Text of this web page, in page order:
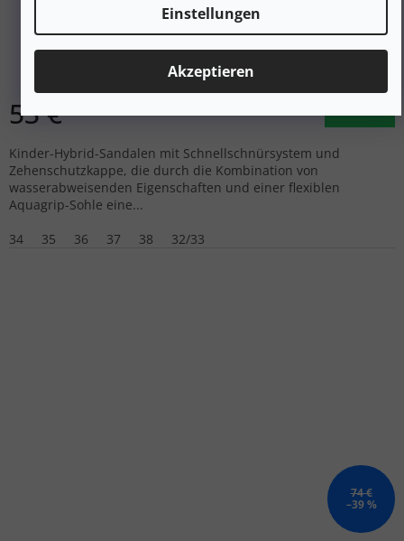
Einstellungen
Akzeptieren
KEEN Kindersandalen HYPERPORT H2
Nachtkerze/Stahlgrau - gelb/grau
53 €
Kinder-Hybrid-Sandalen mit Schnellschnürsystem und
Zehenschutzkappe, die durch die Kombination von
wasserabweisenden Eigenschaften und einer flexiblen
Aquagrip-Sohle eine...
34
35 36 37 38 32/33
74 €
–39 %